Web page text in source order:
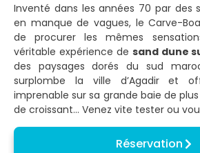
Inventé dans les années 70 par des
en manque de vagues, le Carve-
de procurer les mêmes
véritable expérience de sand dune
des paysages dorés du sud
surplombe la ville d’Agadir et
imprenable sur sa grande baie de
de croissant… Venez vite tester ou
Réservation